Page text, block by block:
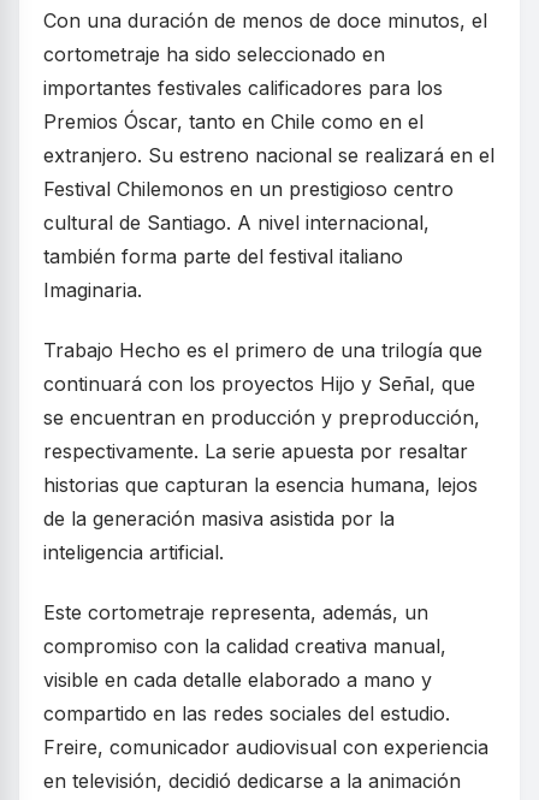
Con una duración de menos de doce minutos, el
cortometraje ha sido seleccionado en
importantes festivales calificadores para los
Premios Óscar, tanto en Chile como en el
extranjero. Su estreno nacional se realizará en el
Festival Chilemonos en un prestigioso centro
cultural de Santiago. A nivel internacional,
también forma parte del festival italiano
Imaginaria.
Trabajo Hecho es el primero de una trilogía que
continuará con los proyectos Hijo y Señal, que
se encuentran en producción y preproducción,
respectivamente. La serie apuesta por resaltar
historias que capturan la esencia humana, lejos
de la generación masiva asistida por la
inteligencia artificial.
Este cortometraje representa, además, un
compromiso con la calidad creativa manual,
visible en cada detalle elaborado a mano y
compartido en las redes sociales del estudio.
Freire, comunicador audiovisual con experiencia
en televisión, decidió dedicarse a la animación